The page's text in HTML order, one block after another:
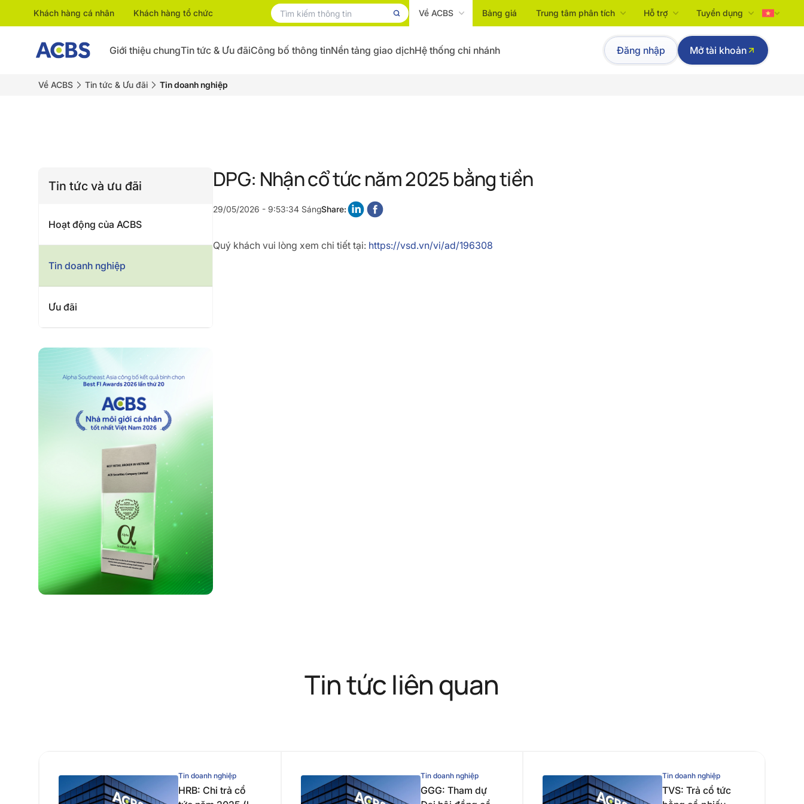
Khách hàng cá nhân Khách hàng tổ chức Về ACBS Bảng giá Trung tâm phân tích Hỗ trợ Tuyển dụng
Tiếng Việt
English
Giới thiệu chungTin tức & Ưu đãiCông bố thông tinNền tảng giao dịchHệ thống chi nhánh Đăng nhập Mở tài khoản
Về ACBS Tin tức & Ưu đãi Tin doanh nghiệp
Tin tức và ưu đãi
Hoạt động của ACBS
Tin doanh nghiệp
Ưu đãi
DPG: Nhận cổ tức năm 2025 bằng tiền
29/05/2026 - 9:53:34 SángShare:
Quý khách vui lòng xem chi tiết tại: https://vsd.vn/vi/ad/196308
Tin tức liên quan
Tin doanh nghiệp
HRB: Chi trả cổ
Tin doanh nghiệp
GGG: Tham dự
Tin doanh nghiệp
TVS: Trả cổ tức